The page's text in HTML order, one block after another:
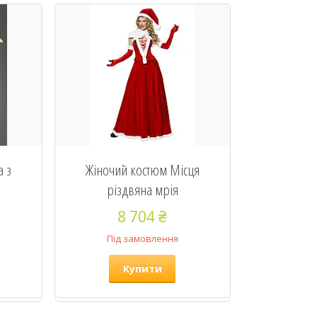
з
Жіночий костюм Місця
різдвяна мрія
8 704 ₴
Під замовлення
Купити